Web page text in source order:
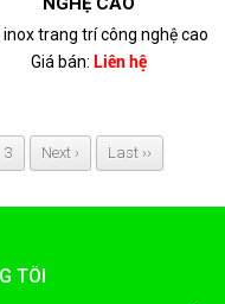
inox trang trí công nghệ cao
Giá bán: Liên hệ
3 Next › Last ››
TÔI